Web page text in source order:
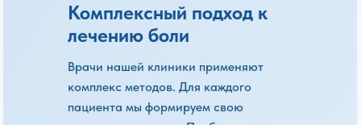
Комплексный подход к
лечению боли
Врачи нашей клиники применяют
комплекс методов. Для каждого
пациента мы формируем свою